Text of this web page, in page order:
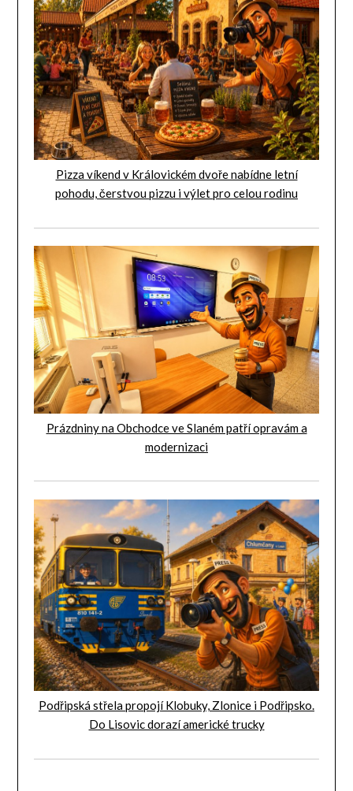
Pizza víkend v Královickém dvoře nabídne letní
pohodu, čerstvou pizzu i výlet pro celou rodinu
Prázdniny na Obchodce ve Slaném patří opravám a
modernizaci
Podřipská střela propojí Klobuky, Zlonice i Podřipsko.
Do Lisovic dorazí americké trucky